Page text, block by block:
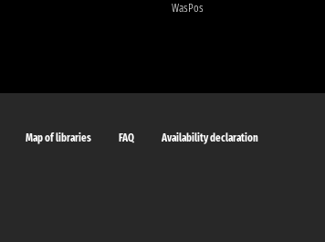
WasPos
Map of libraries FAQ Availability declaration